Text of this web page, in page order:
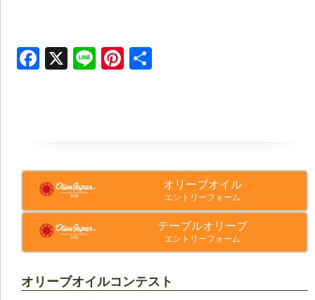
Facebook
X LinePinterest
オリーブオイル
エントリーフォーム
テーブルオリーブ
エントリーフォーム
オリーブオイルコンテスト